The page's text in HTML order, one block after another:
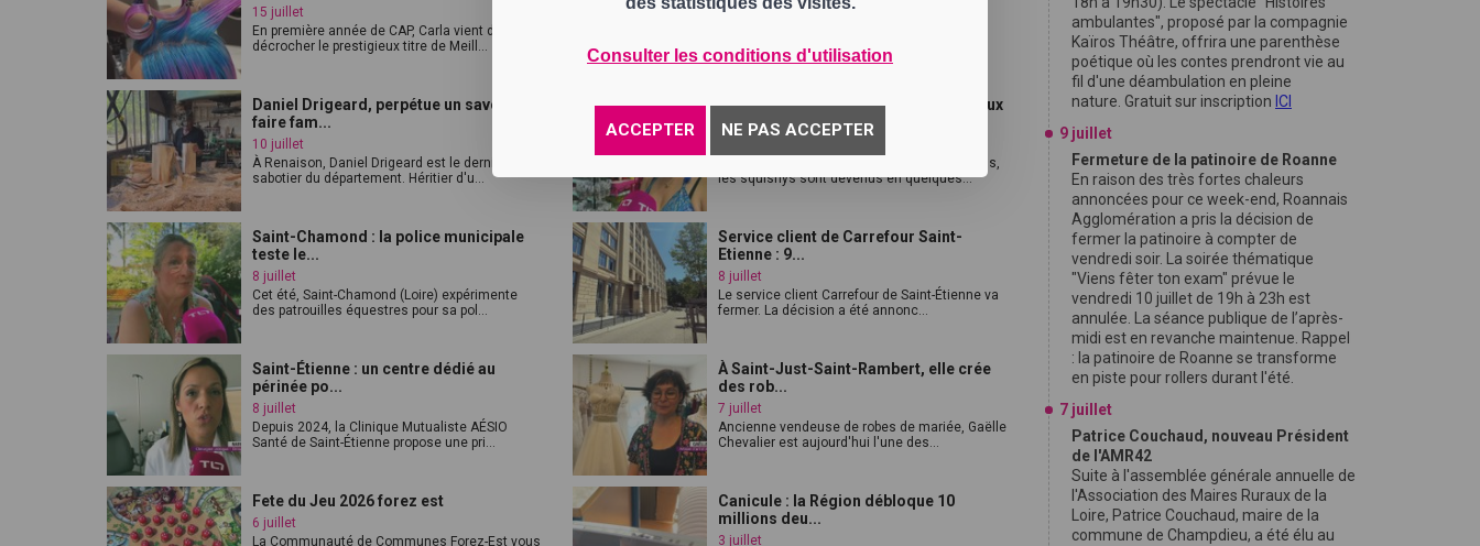
Consulter les conditions d'utilisation
ACCEPTER NE PAS ACCEPTER
15 juillet
En première année de CAP, Carla vient de
décrocher le prestigieux titre de Meill...
13 juillet
réseau STAS. Après l'arrivée des tro...
Daniel Drigeard, perpétue un savoir-
faire fam...
10 juillet
À Renaison, Daniel Drigeard est le dernier
sabotier du département. Héritier d'u...
Squishys : la nouvelle folie des réseaux
soci...
Vendus comme de simples jouets sensoriels,
les squishys sont devenus en quelques...
Saint-Chamond : la police municipale
teste le...
8 juillet
Cet été, Saint-Chamond (Loire) expérimente
des patrouilles équestres pour sa pol...
Service client de Carrefour Saint-
Etienne : 9...
8 juillet
Le service client Carrefour de Saint-Étienne va
fermer. La décision a été annonc...
Saint-Étienne : un centre dédié au
périnée po...
8 juillet
Depuis 2024, la Clinique Mutualiste AÉSIO
Santé de Saint-Étienne propose une pri...
À Saint-Just-Saint-Rambert, elle crée
des rob...
7 juillet
Ancienne vendeuse de robes de mariée, Gaëlle
Chevalier est aujourd'hui l'une des...
Fete du Jeu 2026 forez est
6 juillet
La Communauté de Communes Forez-Est vous
Canicule : la Région débloque 10
millions deu...
3 juillet
ambulantes", proposé par la compagnie
Kaïros Théâtre, offrira une parenthèse
poétique où les contes prendront vie au
fil d'une déambulation en pleine
nature. Gratuit sur inscription ICI
9 juillet
Fermeture de la patinoire de Roanne
En raison des très fortes chaleurs
annoncées pour ce week-end, Roannais
Agglomération a pris la décision de
fermer la patinoire à compter de
vendredi soir. La soirée thématique
"Viens fêter ton exam" prévue le
vendredi 10 juillet de 19h à 23h est
annulée. La séance publique de l’après-
midi est en revanche maintenue. Rappel
: la patinoire de Roanne se transforme
en piste pour rollers durant l'été.
7 juillet
Patrice Couchaud, nouveau Président
de l'AMR42
Suite à l'assemblée générale annuelle de
l'Association des Maires Ruraux de la
Loire, Patrice Couchaud, maire de la
commune de Champdieu, a été élu au